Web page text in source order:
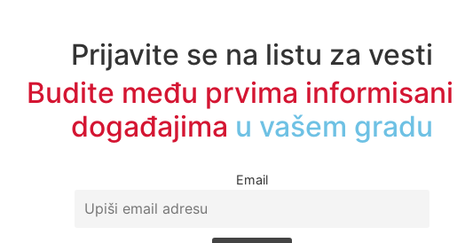
Prijavite se na listu za vesti
Budite među prvima
događajima u regionu
Email